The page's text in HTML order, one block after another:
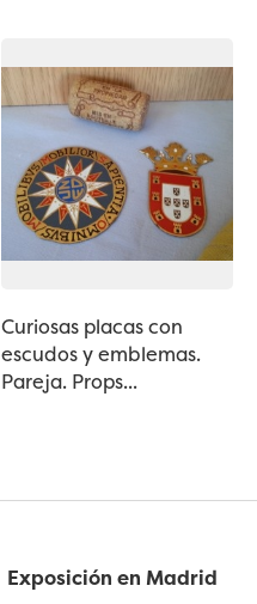
Curiosas placas con
escudos y emblemas.
Pareja. Props...
Exposición en Madrid